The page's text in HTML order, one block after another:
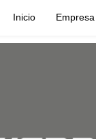
Inicio Empresa